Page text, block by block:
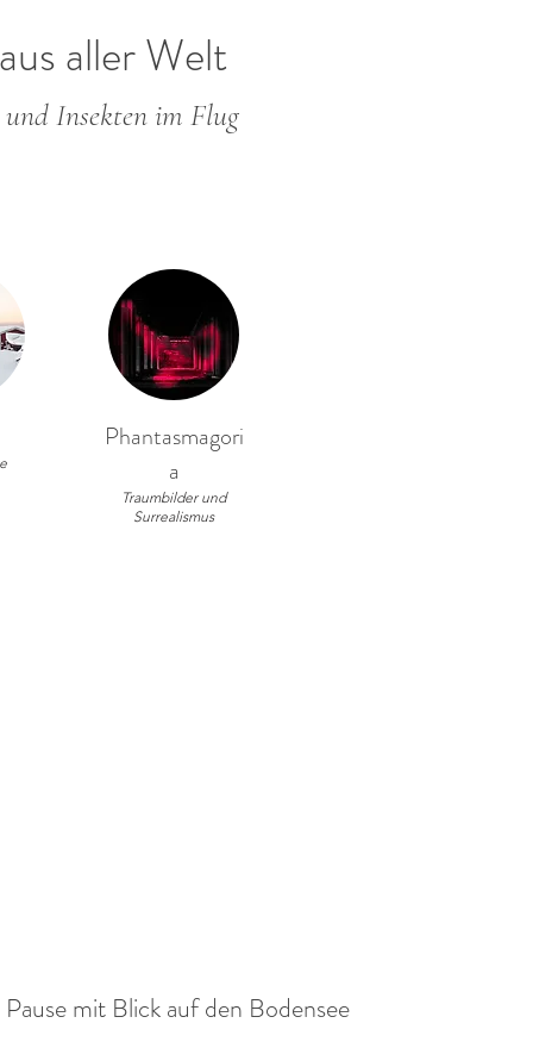
aller Welt
Insekten im Flug
Phantasmagori
a
Traumbilder und
Surrealismus
Pause mit Blick auf den Bodensee